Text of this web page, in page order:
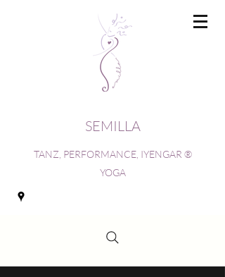
SEMILLA
TANZ, PERFORMANCE, IYENGAR ®
YOGA